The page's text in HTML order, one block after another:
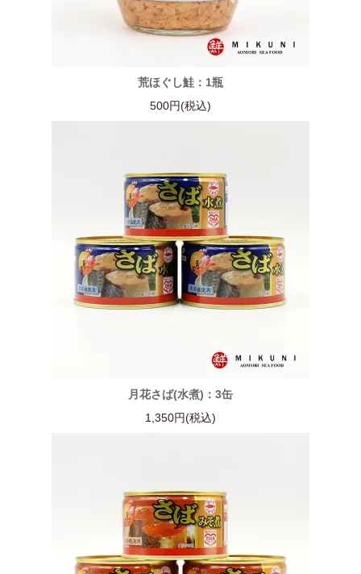
荒ほぐし鮭：1瓶
500円(税込)
月花さば(水煮)：3缶
1,350円(税込)